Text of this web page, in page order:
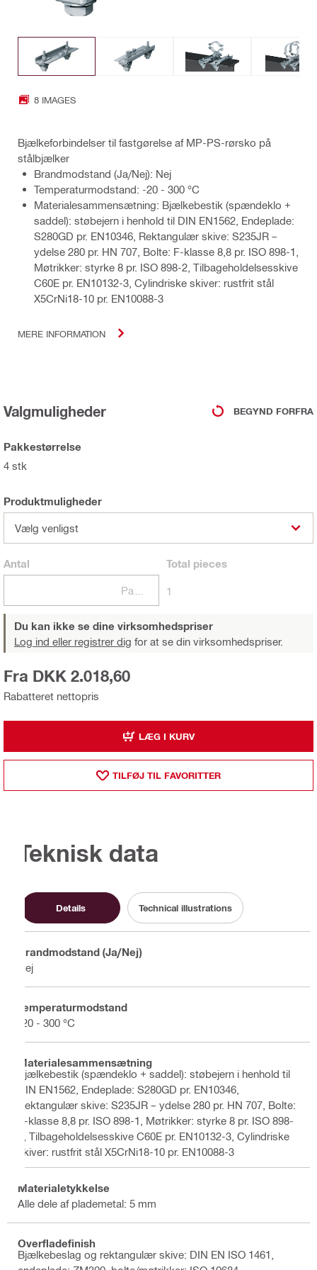
8 IMAGES
Bjælkeforbindelser til fastgørelse af MP-PS-rørsko på
stålbjælker
Brandmodstand (Ja/Nej): Nej
Temperaturmodstand: -20 - 300 °C
Materialesammensætning: Bjælkebestik (spændeklo +
saddel): støbejern i henhold til DIN EN1562, Endeplade:
S280GD pr. EN10346, Rektangulær skive: S235JR –
ydelse 280 pr. HN 707, Bolte: F-klasse 8,8 pr. ISO 898-1,
Møtrikker: styrke 8 pr. ISO 898-2, Tilbageholdelsesskive
C60E pr. EN10132-3, Cylindriske skiver: rustfrit stål
X5CrNi18-10 pr. EN10088-3
MERE INFORMATION
Valgmuligheder BEGYND FORFRA
Pakkestørrelse
4 stk
Produktmuligheder
Vælg venligst
Antal Total pieces
1
Du kan ikke se dine virksomhedspriser
Log ind eller registrer dig for at se din virksomhedspriser.
Rabatteret nettopris
Fra DKK 2.018,60
LÆG I KURV
TILFØJ TIL FAVORITTER
Teknisk data
Details Technical illustrations
Brandmodstand (Ja/Nej)
Nej
Temperaturmodstand
-20 - 300 °C
Materialesammensætning
Bjælkebestik (spændeklo + saddel): støbejern i henhold til
DIN EN1562, Endeplade: S280GD pr. EN10346,
Rektangulær skive: S235JR – ydelse 280 pr. HN 707, Bolte:
F-klasse 8,8 pr. ISO 898-1, Møtrikker: styrke 8 pr. ISO 898-
2, Tilbageholdelsesskive C60E pr. EN10132-3, Cylindriske
skiver: rustfrit stål X5CrNi18-10 pr. EN10088-3
Materialetykkelse
Alle dele af plademetal: 5 mm
Overfladefinish
Bjælkebeslag og rektangulær skive: DIN EN ISO 1461,